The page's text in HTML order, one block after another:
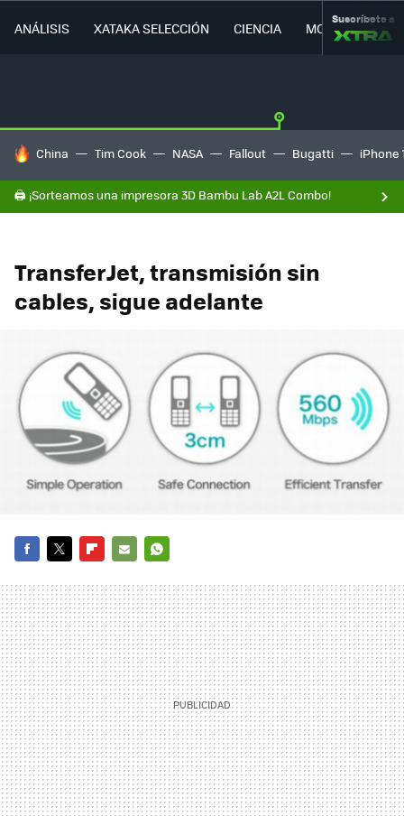
ANÁLISIS XATAKA SELECCIÓN CIENCIA MOVILIDAD
Suscríbete a
HOY SE HABLA DE
China Tim Cook NASA Fallout Bugatti iPhone
🖨️ ¡Sorteamos una impresora 3D Bambu Lab A2L Combo!
TransferJet, transmisión sin
cables, sigue adelante
MAIL